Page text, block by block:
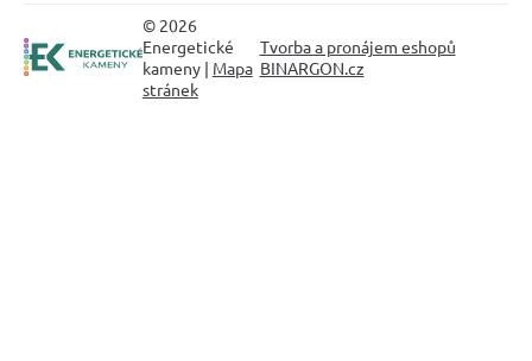
© 2026
Energetické
kameny | Mapa
stránek
Tvorba a pronájem eshopů
BINARGON.cz